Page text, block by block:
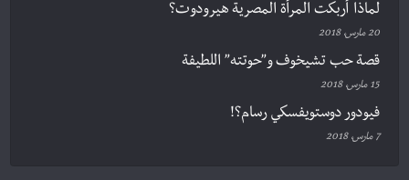
لماذا أربكت المرأة المصرية هيرودوت؟
20 مارس، 2018
قصة حب تشيخوف و”حوتته” اللطيفة
15 مارس، 2018
فيودور دوستويفسكي رسام؟!
7 مارس، 2018